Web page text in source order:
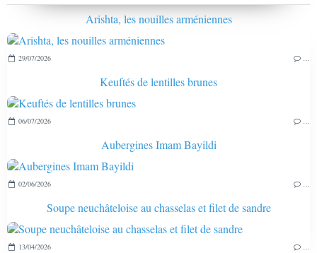
Arishta, les nouilles arméniennes
29/07/2026 …
Keuftés de lentilles brunes
06/07/2026 …
Aubergines Imam Bayildi
02/06/2026 …
Soupe neuchâteloise au chasselas et filet de sandre
13/04/2026 …